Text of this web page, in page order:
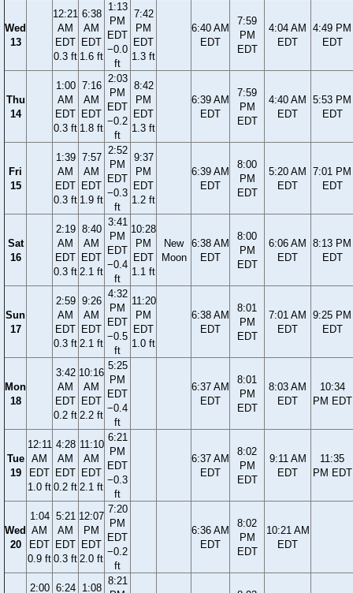
Wed
13
12:21
AM
EDT
0.3 ft
6:38
AM
EDT
1.6 ft
1:13
PM
EDT
−0.0
ft
7:42
PM
EDT
1.3 ft
6:40 AM
EDT
7:59
PM
EDT
4:04 AM
EDT
4:49 PM
EDT
Thu
14
1:00
AM
EDT
0.3 ft
7:16
AM
EDT
1.8 ft
2:03
PM
EDT
−0.2
ft
8:42
PM
EDT
1.3 ft
6:39 AM
EDT
7:59
PM
EDT
4:40 AM
EDT
5:53 PM
EDT
Fri
15
1:39
AM
EDT
0.3 ft
7:57
AM
EDT
1.9 ft
2:52
PM
EDT
−0.3
ft
9:37
PM
EDT
1.2 ft
6:39 AM
EDT
8:00
PM
EDT
5:20 AM
EDT
7:01 PM
EDT
Sat
16
2:19
AM
EDT
0.3 ft
8:40
AM
EDT
2.1 ft
3:41
PM
EDT
−0.4
ft
10:28
PM
EDT
1.1 ft
New
Moon
6:38 AM
EDT
8:00
PM
EDT
6:06 AM
EDT
8:13 PM
EDT
Sun
17
2:59
AM
EDT
0.3 ft
9:26
AM
EDT
2.1 ft
4:32
PM
EDT
−0.5
ft
11:20
PM
EDT
1.0 ft
6:38 AM
EDT
8:01
PM
EDT
7:01 AM
EDT
9:25 PM
EDT
Mon
18
3:42
AM
EDT
0.2 ft
10:16
AM
EDT
2.2 ft
5:25
PM
EDT
−0.4
ft
6:37 AM
EDT
8:01
PM
EDT
8:03 AM
EDT
10:34
PM EDT
Tue
19
12:11
AM
EDT
1.0 ft
4:28
AM
EDT
0.2 ft
11:10
AM
EDT
2.1 ft
6:21
PM
EDT
−0.3
ft
6:37 AM
EDT
8:02
PM
EDT
9:11 AM
EDT
11:35
PM EDT
Wed
20
1:04
AM
EDT
0.9 ft
5:21
AM
EDT
0.3 ft
12:07
PM
EDT
2.0 ft
7:20
PM
EDT
−0.2
ft
6:36 AM
EDT
8:02
PM
EDT
10:21 AM
EDT
2:00 6:24
1:08
8:21